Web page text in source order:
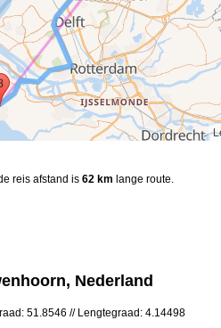
reis afstand is 62 km lange route.
Nederland
51.8546 // Lengtegraad: 4.14498